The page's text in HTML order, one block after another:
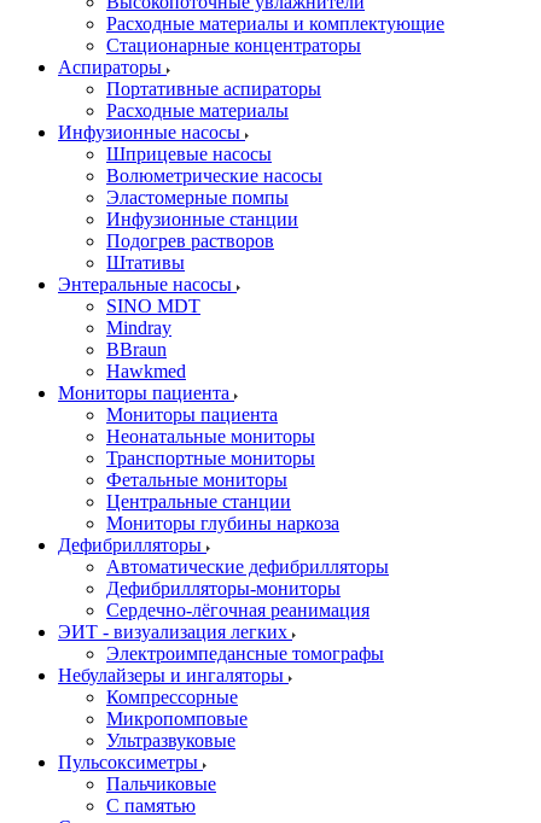
Расходные материалы и комплектующие
Стационарные концентраторы
Аспираторы
Портативные аспираторы
Расходные материалы
Инфузионные насосы
Шприцевые насосы
Волюметрические насосы
Эластомерные помпы
Инфузионные станции
Подогрев растворов
Штативы
Энтеральные насосы
SINO MDT
Mindray
BBraun
Hawkmed
Мониторы пациента
Мониторы пациента
Неонатальные мониторы
Транспортные мониторы
Фетальные мониторы
Центральные станции
Мониторы глубины наркоза
Дефибрилляторы
Автоматические дефибрилляторы
Дефибрилляторы-мониторы
Сердечно-лёгочная реанимация
ЭИТ - визуализация легких
Электроимпедансные томографы
Небулайзеры и ингаляторы
Компрессорные
Микропомповые
Ультразвуковые
Пульсоксиметры
Пальчиковые
С памятью